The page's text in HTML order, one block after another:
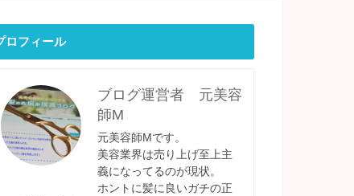
ロフィール
ブログ運営者 元美容
師M
元美容師Mです。
美容業界は売り上げ至上主
義になってるのが現状。
ホントに髪に良いガチの正